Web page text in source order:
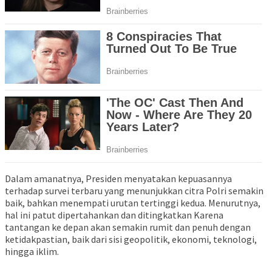
Dalam amanatnya, Presiden menyatakan kepuasannya
terhadap survei terbaru yang menunjukkan citra Polri semakin
baik, bahkan menempati urutan tertinggi kedua. Menurutnya,
hal ini patut dipertahankan dan ditingkatkan Karena
tantangan ke depan akan semakin rumit dan penuh dengan
ketidakpastian, baik dari sisi geopolitik, ekonomi, teknologi,
hingga iklim.